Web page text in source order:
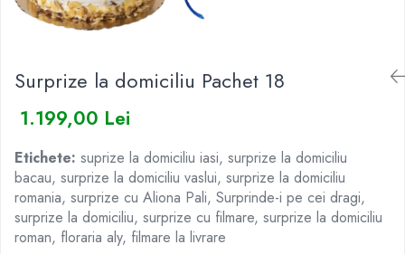
BUCHETE IRISI
BUCHETE LISIANTHUS
BUCHETE MINIROSE
BUCHETE MIXTE
BUCHETE PENTRU BĂRBAȚI
BUCHETE TRANDAFIRI
DE TRANDAFIRI ALBASTRI
COȘURI SF. VALENTIN
Surprize la domiciliu Pachet 18
1.199,00 Lei
Etichete: suprize la domiciliu iasi, surprize la domiciliu
bacau, surprize la domiciliu vaslui, surprize la domiciliu
romania, surprize cu Aliona Pali, Surprinde-i pe cei dragi,
surprize la domiciliu, surprize cu filmare, surprize la domiciliu
roman, floraria aly, filmare la livrare